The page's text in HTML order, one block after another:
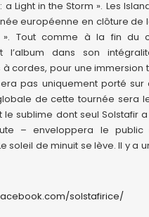
a Light in the Storm ». Les
européenne en clôture de
». Tout comme à la fin du
l’album dans son
à cordes, pour une immersion
pas uniquement porté sur
de cette tournée sera
sublime dont seul Solstafir
– enveloppera le public
soleil de minuit se lève. Il y a
solstafirice/